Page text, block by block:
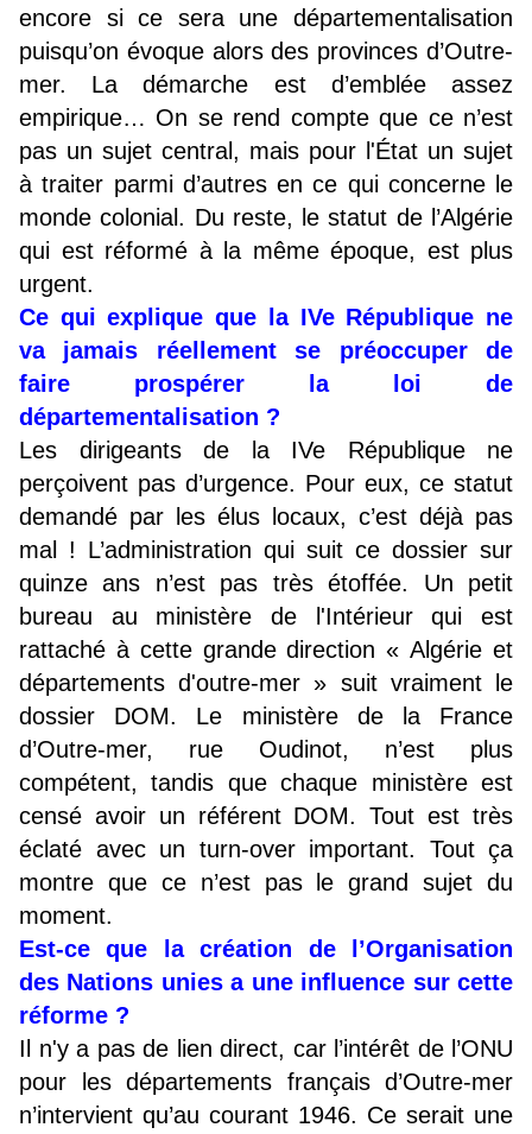
encore si ce sera une départementalisation
puisqu’on évoque alors des provinces d’Outre-
mer. La démarche est d’emblée assez
empirique… On se rend compte que ce n’est
pas un sujet central, mais pour l'État un sujet
à traiter parmi d’autres en ce qui concerne le
monde colonial. Du reste, le statut de l’Algérie
qui est réformé à la même époque, est plus
urgent.
Ce qui explique que la IVe République ne
va jamais réellement se préoccuper de
faire prospérer la loi de
départementalisation ?
Les dirigeants de la IVe République ne
perçoivent pas d’urgence. Pour eux, ce statut
demandé par les élus locaux, c’est déjà pas
mal ! L’administration qui suit ce dossier sur
quinze ans n’est pas très étoffée. Un petit
bureau au ministère de l'Intérieur qui est
rattaché à cette grande direction « Algérie et
départements d'outre-mer » suit vraiment le
dossier DOM. Le ministère de la France
d’Outre-mer, rue Oudinot, n’est plus
compétent, tandis que chaque ministère est
censé avoir un référent DOM. Tout est très
éclaté avec un turn-over important. Tout ça
montre que ce n’est pas le grand sujet du
moment.
Est-ce que la création de l’Organisation
des Nations unies a une influence sur cette
réforme ?
Il n'y a pas de lien direct, car l’intérêt de l’ONU
pour les départements français d’Outre-mer
n’intervient qu’au courant 1946. Ce serait une